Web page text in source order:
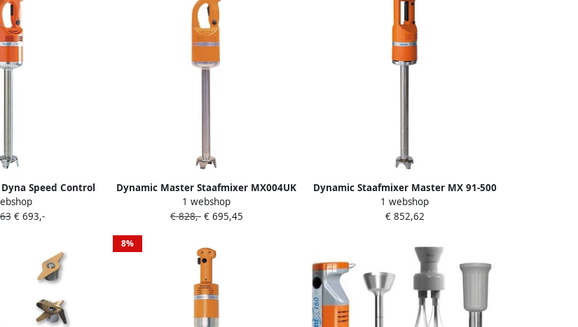
Speed Control
MX2000DSC
€ 693,-
Dynamic Master Staafmixer MX004UK
CF012 Horeca & Professioneel
1 webshop
€ 828,-€ 695,45
Dynamic Staafmixer Master MX 91-500
600W 800mm Horeca & Professioneel
1 webshop
€ 852,62
8%